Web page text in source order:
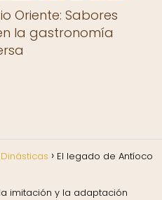
Oriente: Sabores
la gastronomía
El legado de Antíoco
imitación y la adaptación